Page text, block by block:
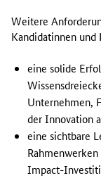
n
o
s
Weitere
Kandidatinnen und
eine solide
Unternehmen,
der Innovation
eine sichtbare
Impact-